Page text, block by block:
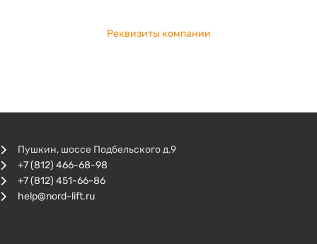
Реквизиты компании
Пушкин, шоссе Подбельского д.9
+7 (812) 466-68-98
+7 (812) 451-66-86
help@nord-lift.ru